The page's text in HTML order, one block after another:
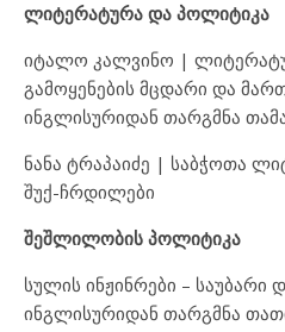
ლიტერატურა და პოლიტიკა
იტალო კალვინო |
გამოყენების მცდარი და
ინგლისურიდან თარგმნა
ნანა ტრაპაიძე | საბჭოთა
შუქ-ჩრდილები
შეშლილობის პოლიტიკა
სულის ინჟინრები –
ინგლისურიდან თარგმნა